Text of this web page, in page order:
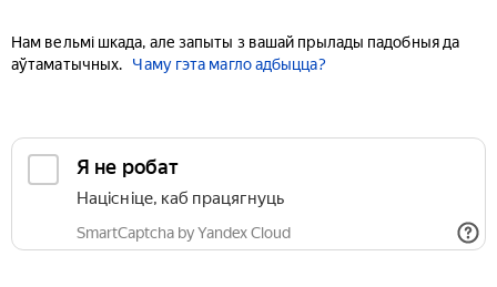
Нам вельмі шкада, але запыты з вашай прылады падобныя да
аўтаматычных.
Чаму гэта магло адбыцца?
Я не робат
Націсніце, каб працягнуць
SmartCaptcha by Yandex Cloud